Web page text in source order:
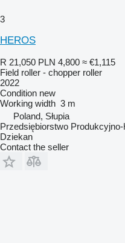
3
HEROS
R 21,050 PLN 4,800 ≈ €1,115
Field roller - chopper roller
2022
Condition new
Working width 3 m
Poland, Słupia
Przedsiębiorstwo
Dziekan
Contact the seller